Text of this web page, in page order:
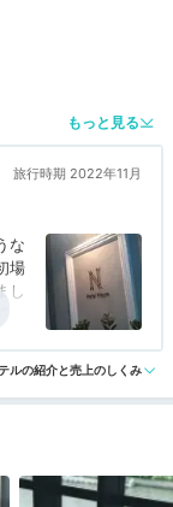
ト
ースと楽しむ7
ジ！夜はバー
もっと見る
旅行時期 2022年11月
な
場
し
呂 評価なし
ルの紹介と売上のしくみ